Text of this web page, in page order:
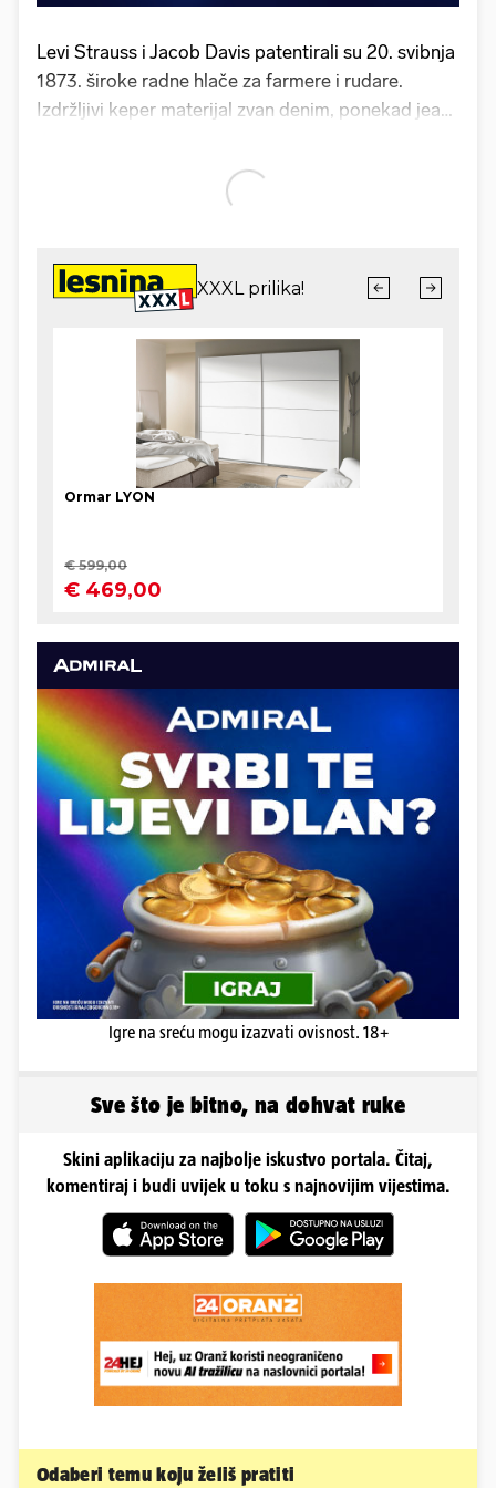
Levi Strauss i Jacob Davis patentirali su 20. svibnja
1873. široke radne hlače za farmere i rudare.
Izdržljivi keper materijal zvan denim, ponekad jeans
čvrstom radnom odjećom koja se neće tako lako
parati nagnala je Straussa, njemačkog Židova koji
odjeću koju žene radnika neće morati stalno krpati.
Ideja Straussova klijenta Jacoba Davisa da se
stave bakrene zakovice na hlače kako bi bile jače
rezultirala je trapericama kakve danas poznamo.
Ubrzo su ih nosile nosile i žene i djeca, i stari i
mladi. Otkad su se pojavile, traperice su obilježile
sve društvene pokrete 20. stoljeća. James Dean ih
je proslavio u filmu "Buntovnik bez razloga" 1955.,
traperima, lovcima na krznaše. Oni su obilježili
westerne koje su gutali svi Europljani
rebatinke, a to dolazi od talijanske riječi za
zakovicu (tal. rebbio).
Igre na sreću mogu izazvati ovisnost. 18+
Sve što je bitno, na dohvat ruke
Skini aplikaciju za najbolje iskustvo portala. Čitaj,
komentiraj i budi uvijek u toku s najnovijim vijestima.
Odaberi temu koju želiš pratiti